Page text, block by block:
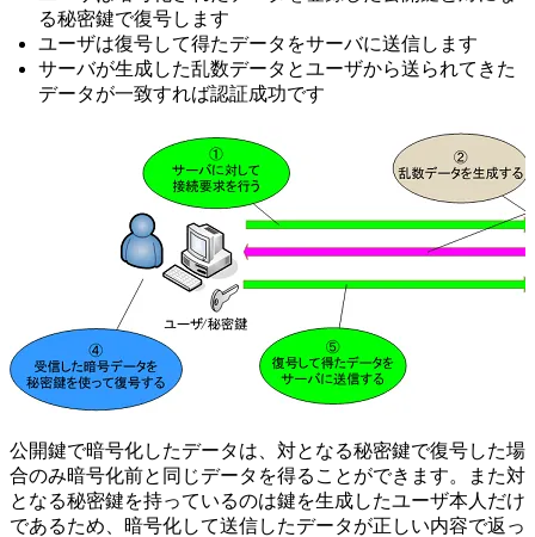
る秘密鍵で復号します
ユーザは復号して得たデータをサーバに送信します
サーバが生成した乱数データとユーザから送られてきた
データが一致すれば認証成功です
公開鍵で暗号化したデータは、対となる秘密鍵で復号した場
合のみ暗号化前と同じデータを得ることができます。また対
となる秘密鍵を持っているのは鍵を生成したユーザ本人だけ
であるため、暗号化して送信したデータが正しい内容で返っ